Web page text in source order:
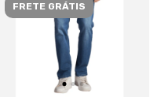
FRETE GRÁTIS